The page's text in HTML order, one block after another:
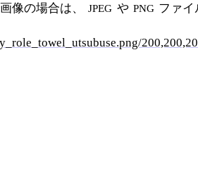
像の場合は、 JPEG や PNG ファイ